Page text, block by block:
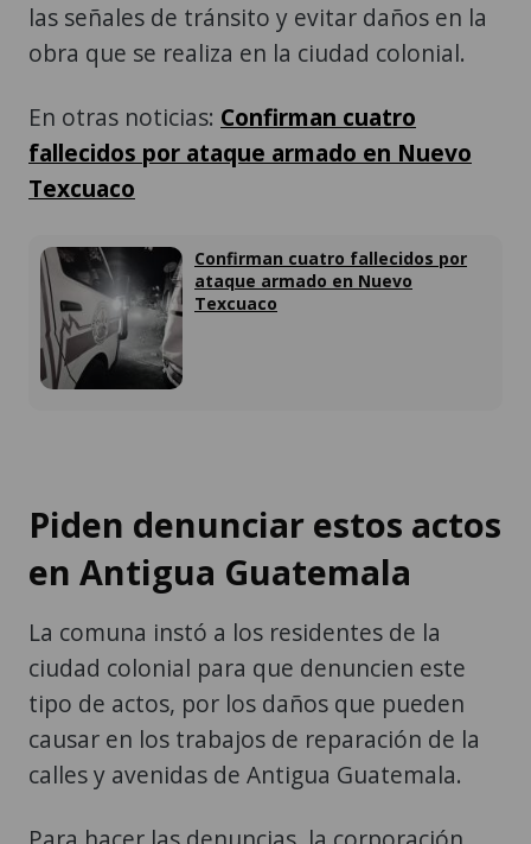
las señales de tránsito y evitar daños en la
obra que se realiza en la ciudad colonial.
En otras noticias: Confirman cuatro
fallecidos por ataque armado en Nuevo
Texcuaco
Confirman cuatro fallecidos por
ataque armado en Nuevo
Texcuaco
Piden denunciar estos actos
en Antigua Guatemala
La comuna instó a los residentes de la
ciudad colonial para que denuncien este
tipo de actos, por los daños que pueden
causar en los trabajos de reparación de la
calles y avenidas de Antigua Guatemala.